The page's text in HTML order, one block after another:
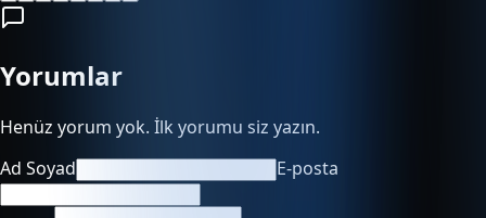
Yorumlar
Henüz yorum yok. İlk yorumu siz yazın.
Ad Soyad
E-posta